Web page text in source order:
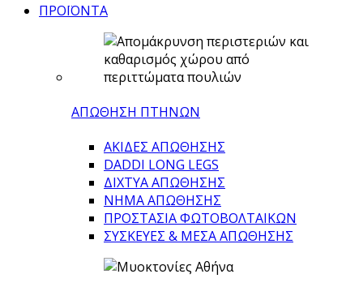
ΠΡΟΪΟΝΤΑ
ΑΠΩΘΗΣΗ ΠΤΗΝΩΝ
ΑΚΙΔΕΣ ΑΠΩΘΗΣΗΣ
DADDI LONG LEGS
ΔΙΧΤΥΑ ΑΠΩΘΗΣΗΣ
ΝΗΜΑ ΑΠΩΘΗΣΗΣ
ΠΡΟΣΤΑΣΙΑ ΦΩΤΟΒΟΛΤΑΙΚΩΝ
ΣΥΣΚΕΥΕΣ & ΜΕΣΑ ΑΠΩΘΗΣΗΣ